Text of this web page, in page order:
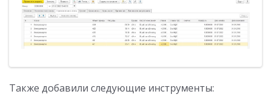
Также добавили следующие инструменты: